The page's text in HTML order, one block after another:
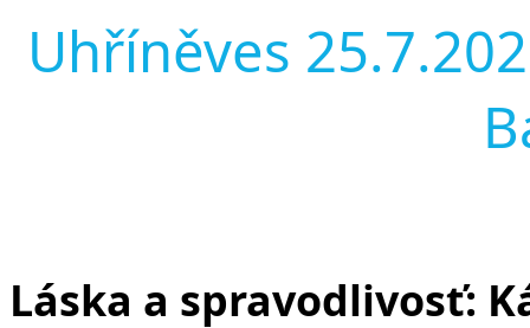
Uhříněves
Láska a spravodlivosť: